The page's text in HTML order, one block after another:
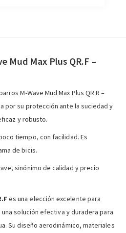
Mud Max Plus QR.F –
M-Wave Mud Max Plus QR.R –
por su protección ante la suciedad y
y robusto.
tiempo, con facilidad. Es
de bicis.
sinónimo de calidad y precio
es una elección excelente para
solución efectiva y duradera para
Su diseño aerodinámico, materiales